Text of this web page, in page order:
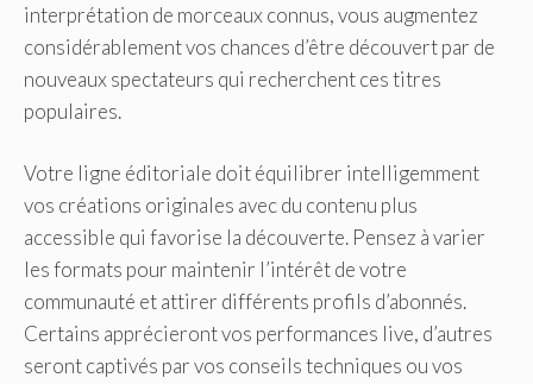
interprétation de morceaux connus, vous augmentez
considérablement vos chances d’être découvert par de
nouveaux spectateurs qui recherchent ces titres
populaires.
Votre ligne éditoriale doit équilibrer intelligemment
vos créations originales avec du contenu plus
accessible qui favorise la découverte. Pensez à varier
les formats pour maintenir l’intérêt de votre
communauté et attirer différents profils d’abonnés.
Certains apprécieront vos performances live, d’autres
seront captivés par vos conseils techniques ou vos